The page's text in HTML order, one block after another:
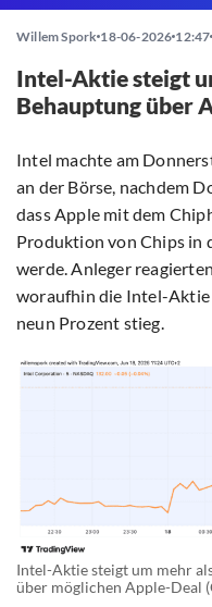
Willem Spork 18-06-2026 12:47
Intel-Aktie steigt
Behauptung über
Intel machte am
an der Börse, nachdem
dass Apple mit dem
Produktion von Chips in
werde. Anleger
woraufhin die Intel-Aktie
neun Prozent stieg.
Intel-Aktie steigt um mehr
über möglichen Apple-Deal